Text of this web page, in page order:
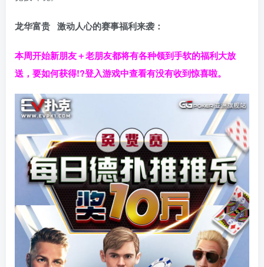
龙华富贵 激动人心的赛事福利来袭：
本周开始新朋友＋老朋友都将有各种领到手软的福利大放
送，要如何获得!?登入游戏中查看有没有收到惊喜啦。